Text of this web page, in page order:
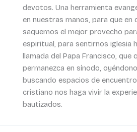
devotos. Una herramienta
en nuestras manos, para que en
saquemos el mejor provecho
espiritual, para sentirnos iglesia
llamada del Papa Francisco, que
permanezca en sínodo,
buscando espacios de
cristiano nos haga vivir la
bautizados.